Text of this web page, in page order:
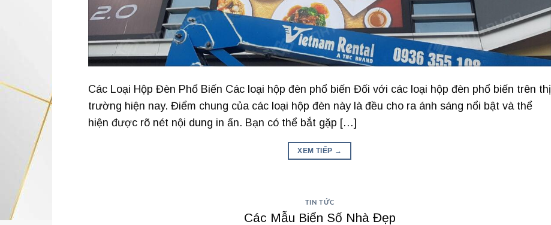
Các Loại Hộp Đèn Phổ Biến Các loại hộp đèn phổ biến Đối với các loại hộp đèn phổ biến trên thị
trường hiện nay. Điểm chung của các loại hộp đèn này là đều cho ra ánh sáng nổi bật và thể
hiện được rõ nét nội dung in ấn. Bạn có thể bắt gặp […]
XEM TIẾP →
TIN TỨC
Các Mẫu Biển Số Nhà Đẹp